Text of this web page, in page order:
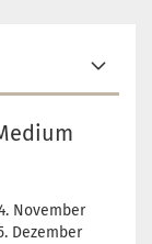
November
Dezember